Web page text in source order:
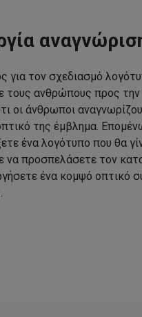
για τον σχεδιασμό
τους ανθρώπους προς
οι άνθρωποι
της έμβλημα.
ένα λογότυπο που θα
να προσπελάσετε τον
ένα κομψό οπτικό